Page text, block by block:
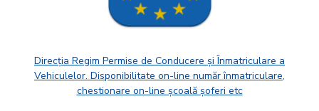
Direcția Regim Permise de Conducere și Înmatriculare a
Vehiculelor. Disponibilitate on-line număr înmatriculare,
chestionare on-line școală șoferi etc